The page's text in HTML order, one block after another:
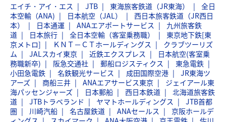
エイチ・アイ・エス JTB 東海旅客鉄道（JR東海）
全日
本空輸（ANA)
日本航空（JAL）
西日本旅客鉄道（JR西日
本）
日本通運 ANAエアポートサービス
九州旅客鉄
道
日本旅行 全日本空輸（客室乗務職）
東京地下鉄[東
京メトロ]
ＫＮＴ－ＣＴホールディングス
クラブツーリズ
ム
JALスカイ東京 近鉄エクスプレス
日本航空(客室乗
務職新卒)
阪急交通社 郵船ロジスティクス
東急電鉄
小田急電鉄
名鉄観光サービス 成田国際空港
JR東海ツ
アーズ
商船三井 ANAエアサービス東京
ジェイアール東
海パッセンジャーズ
日本郵船 西日本鉄道
北海道旅客鉄
道
JTBトラベランド ヤマトホールディングス
JTB首都
圏
川崎汽船 名古屋鉄道 ANAセールス
京阪ホールデ